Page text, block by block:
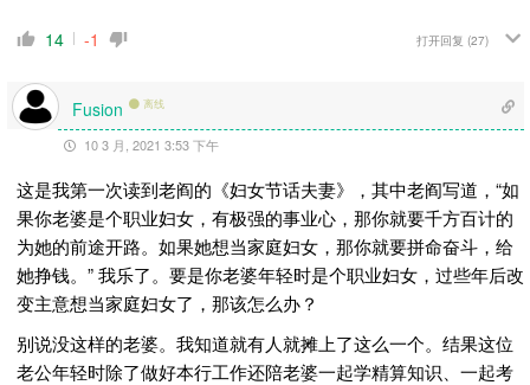
14 -1 打开回复 (27)
Fusion 离线
10 3 月, 2021 3:53 下午
这是我第一次读到老阎的《妇女节话夫妻》，其中老阎写道，“如
果你老婆是个职业妇女，有极强的事业心，那你就要千方百计的
为她的前途开路。如果她想当家庭妇女，那你就要拼命奋斗，给
她挣钱。” 我乐了。要是你老婆年轻时是个职业妇女，过些年后改
变主意想当家庭妇女了，那该怎么办？
别说没这样的老婆。我知道就有人就摊上了这么一个。结果这位
老公年轻时除了做好本行工作还陪老婆一起学精算知识、一起考